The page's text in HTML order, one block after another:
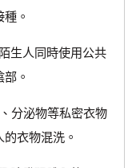
。
人同時使用公共
。
分泌物等私密衣物
衣物混洗。